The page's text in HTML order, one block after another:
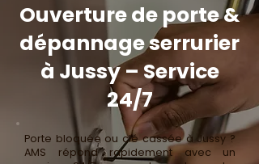
Ouverture de porte &
dépannage serrurier
à Jussy – Service
24/7
Porte bloquée ou clé cassée à Jussy ?
AMS répond rapidement avec un